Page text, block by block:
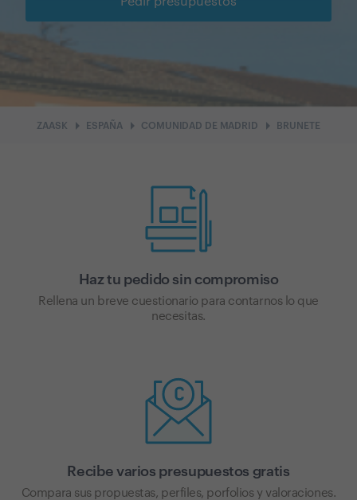
ZAASK arrow_right ESPAÑAarrow_right COMUNIDAD DE MADRID arrow_right BRUNETE
Haz tu pedido sin compromiso
Rellena un breve cuestionario para contarnos lo que
necesitas.
Recibe varios presupuestos gratis
Compara sus propuestas, perfiles, porfolios y valoraciones.